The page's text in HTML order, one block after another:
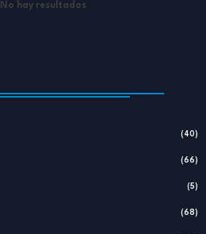
No hay resultados
(40)
(66)
(5)
(68)